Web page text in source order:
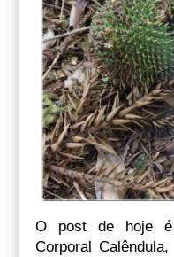
O post de hoje é
Corporal